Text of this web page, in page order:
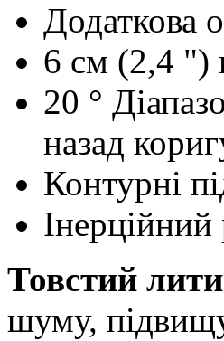
Додаткова
6 см (2,4 ")
20 °
назад
Контурні
Інерційний
Товстий
шуму,